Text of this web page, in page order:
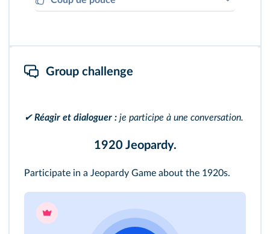
Group challenge
✔Réagir et dialoguer : je participe à une conversation.
1920 Jeopardy.
Participate in a Jeopardy Game about the 1920s.